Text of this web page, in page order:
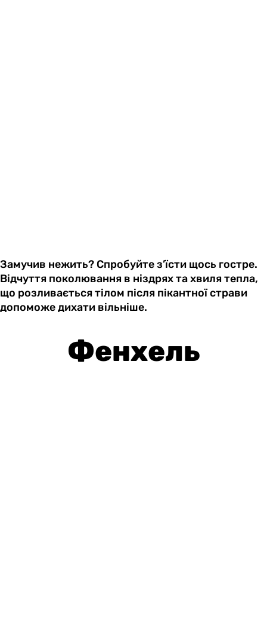
Замучив нежить? Спробуйте з’їсти щось гостре.
Відчуття поколювання в ніздрях та хвиля тепла,
що розливається тілом після пікантної страви
допоможе дихати вільніше.
Фенхель